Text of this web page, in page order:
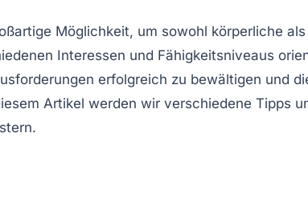
Möglichkeit, um sowohl körperliche
Interessen und Fähigkeitsniveaus
erfolgreich zu bewältigen und
Artikel werden wir verschiedene Tipps